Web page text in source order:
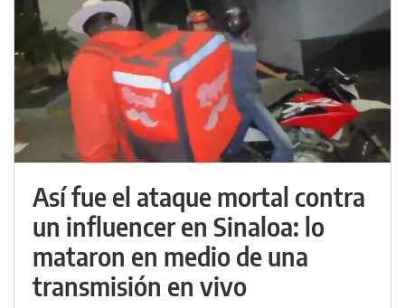
Así fue el ataque mortal contra
un influencer en Sinaloa: lo
mataron en medio de una
transmisión en vivo